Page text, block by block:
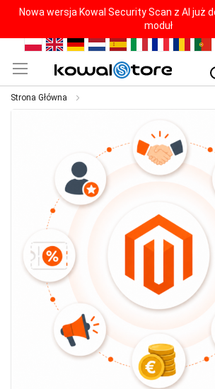
Nowa wersja Kowal Security Scan z AI już
moduł
Przejdź
treści
PL EN DE NL ES IT FR RO
PT
Strona Główna